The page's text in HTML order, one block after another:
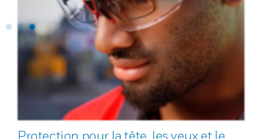
Protection pour la tête, les yeux et le